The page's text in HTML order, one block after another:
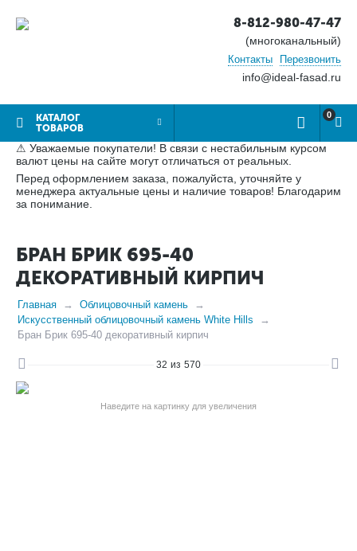
8-812-980-47-47
(многоканальный)
Контакты Перезвонить
info@ideal-fasad.ru
КАТАЛОГ
ТОВАРОВ
0
⚠ Уважаемые покупатели! В связи с нестабильным курсом
валют цены на сайте могут отличаться от реальных.
Перед оформлением заказа, пожалуйста, уточняйте у
менеджера актуальные цены и наличие товаров! Благодарим
за понимание.
БРАН БРИК 695-40
ДЕКОРАТИВНЫЙ КИРПИЧ
Главная
Облицовочный камень
Искусственный облицовочный камень White Hills
Бран Брик 695-40 декоративный кирпич
32 из 570
Наведите на картинку для увеличения